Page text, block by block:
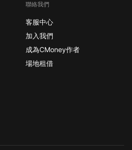
聯絡我們
客服中心
加入我們
成為CMoney作者
場地租借